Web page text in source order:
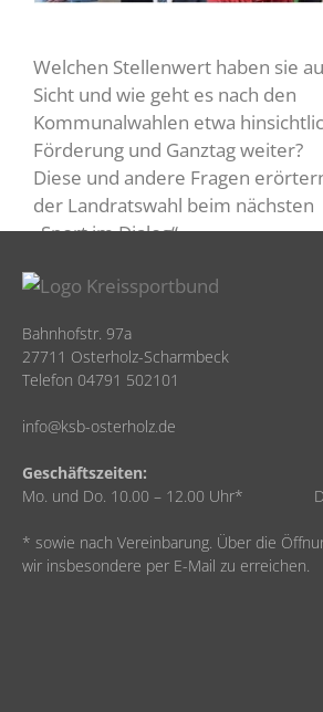
Welchen Stellenwert haben sie
Sicht und wie geht es nach den
Kommunalwahlen etwa
Förderung und Ganztag weiter?
Diese und andere Fragen
der Landratswahl beim nächsten
„Sport im Dialog“.
Bahnhofstr. 97a
27711 Osterholz-Scharmbeck
Telefon 04791 502101
info@ksb-osterholz.de
Geschäftszeiten:
Mo. und Do. 10.00 – 12.00 Uhr* Di.
* sowie nach Vereinbarung. Über die
wir insbesondere per E-Mail zu erreichen.